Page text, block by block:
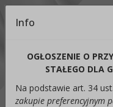
Kontrast:
Rozmiar czcionki:
A
A+ A++
Info
OGŁOSZENIE O
STAŁEGO DLA
Na podstawie art. 34
zakupie preferencyjnym